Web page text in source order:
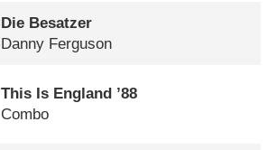
Die Besatzer
Danny Ferguson
This Is England ’88
Combo